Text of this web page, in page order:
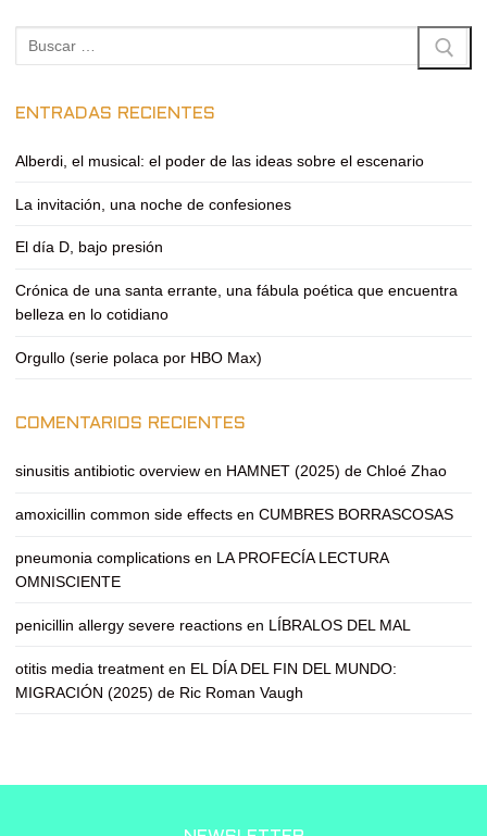
Buscar:
ENTRADAS RECIENTES
Alberdi, el musical: el poder de las ideas sobre el escenario
La invitación, una noche de confesiones
El día D, bajo presión
Crónica de una santa errante, una fábula poética que encuentra
belleza en lo cotidiano
Orgullo (serie polaca por HBO Max)
COMENTARIOS RECIENTES
sinusitis antibiotic overview en HAMNET (2025) de Chloé Zhao
amoxicillin common side effects en CUMBRES BORRASCOSAS
pneumonia complications en LA PROFECÍA LECTURA
OMNISCIENTE
penicillin allergy severe reactions en LÍBRALOS DEL MAL
otitis media treatment en EL DÍA DEL FIN DEL MUNDO:
MIGRACIÓN (2025) de Ric Roman Vaugh